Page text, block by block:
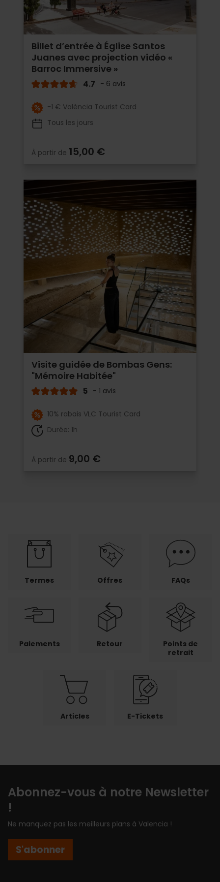
Billet d’entrée à Église Santos
Juanes avec projection vidéo «
Barroc Immersive »
4.7 - 6 avis
-1 € València Tourist Card
Tous les jours
À partir de 15,00 €
Visite guidée de Bombas Gens:
"Mémoire Habitée"
5 - 1 avis
10% rabais VLC Tourist Card
Durée: 1h
À partir de 9,00 €
Termes Offres FAQs
Paiements Retour
Points de
retrait
Articles E-Tickets
Abonnez-vous à notre Newsletter
!
Ne manquez pas les meilleurs plans à Valencia !
S'abonner